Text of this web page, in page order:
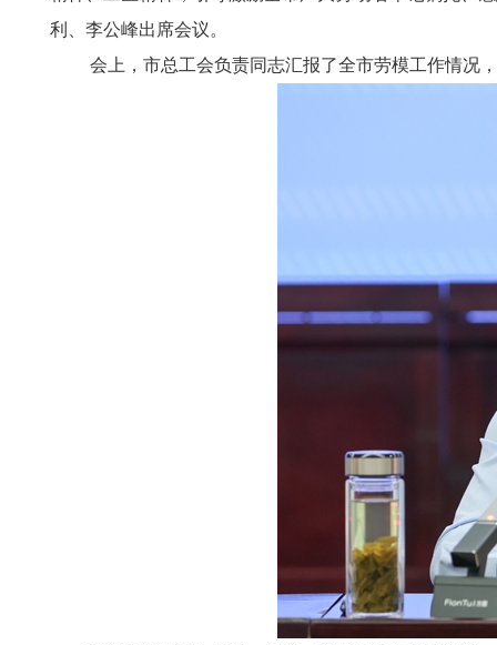
利、李公峰出席会议。
会上，市总工会负责同志汇报了全市劳模工作情况